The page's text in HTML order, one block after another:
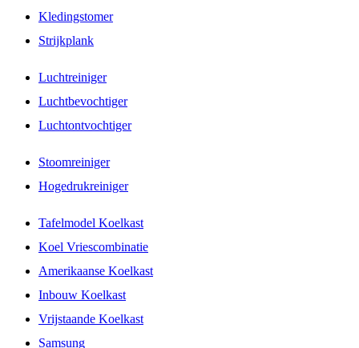
Kledingstomer
Strijkplank
Luchtreiniger
Luchtbevochtiger
Luchtontvochtiger
Stoomreiniger
Hogedrukreiniger
Tafelmodel Koelkast
Koel Vriescombinatie
Amerikaanse Koelkast
Inbouw Koelkast
Vrijstaande Koelkast
Samsung